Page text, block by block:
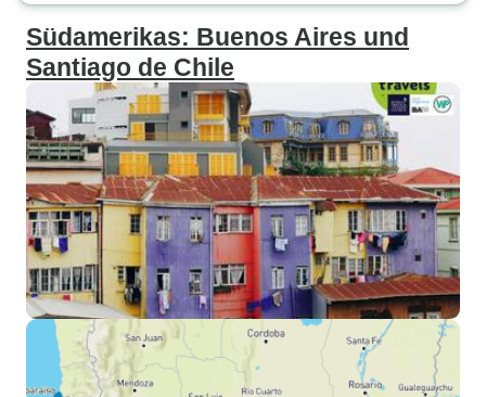
Südamerikas: Buenos Aires und
Santiago de Chile